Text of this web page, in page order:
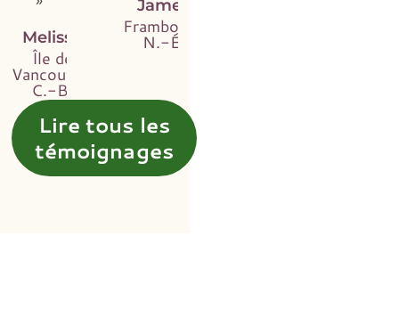
Melissa
Île de
Vancouver,
C.-B.
James
Framboise,
N.-É.
Lire tous les
témoignages